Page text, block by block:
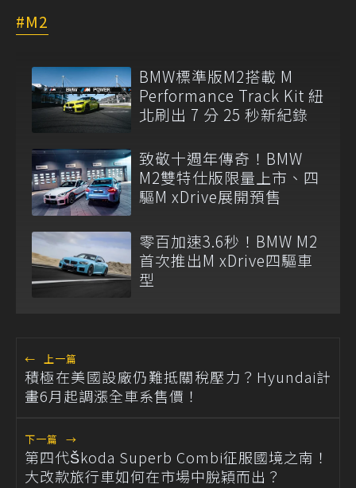
M2
BMW標準版M2搭載 M
Performance Track Kit 紐
北刷出 7 分 25 秒新紀錄
致敬十週年傳奇！BMW
M2雙特仕版限量上市、四
驅M xDrive展開預售
零百加速3.6秒！BMW M2
首次推出M xDrive四驅車
型
← 上一篇
積極在美國設廠仍難抵關稅壓力？Hyundai計
畫6月起調漲全車系售價！
下一篇 →
第四代Škoda Superb Combi征服國境之南！
大改款旅行車如何在市場中脫穎而出？